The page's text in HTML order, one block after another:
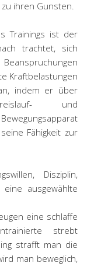
ihren Gunsten.
Trainings ist der
trachtet, sich
Kraftbelastungen
indem er über
und
Fähigkeit zur
Disziplin,
ausgewählte
eine schlaffe
strebt
strafft man die
man beweglich,